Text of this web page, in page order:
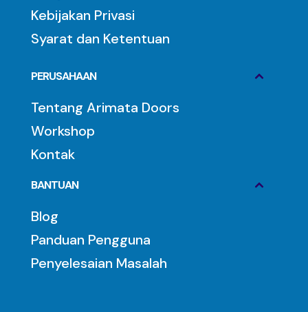
Kebijakan Privasi
Syarat dan Ketentuan
PERUSAHAAN
Tentang Arimata Doors
Workshop
Kontak
BANTUAN
Blog
Panduan Pengguna
Penyelesaian Masalah